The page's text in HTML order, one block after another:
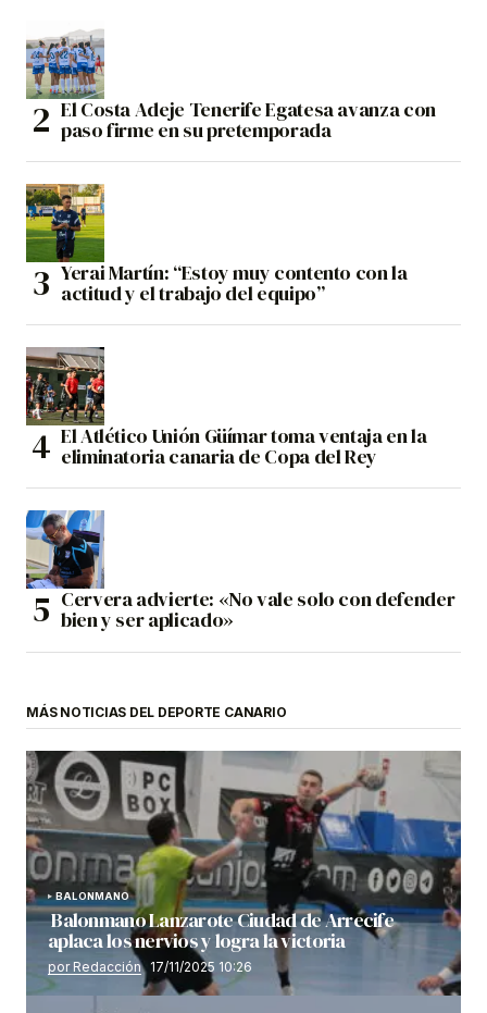
El Costa Adeje Tenerife Egatesa avanza con
paso firme en su pretemporada
Yerai Martín: “Estoy muy contento con la
actitud y el trabajo del equipo”
El Atlético Unión Güímar toma ventaja en la
eliminatoria canaria de Copa del Rey
Cervera advierte: «No vale solo con defender
bien y ser aplicado»
MÁS NOTICIAS DEL DEPORTE CANARIO
BALONMANO
Balonmano Lanzarote Ciudad de Arrecife
aplaca los nervios y logra la victoria
por Redacción 17/11/2025 10:26